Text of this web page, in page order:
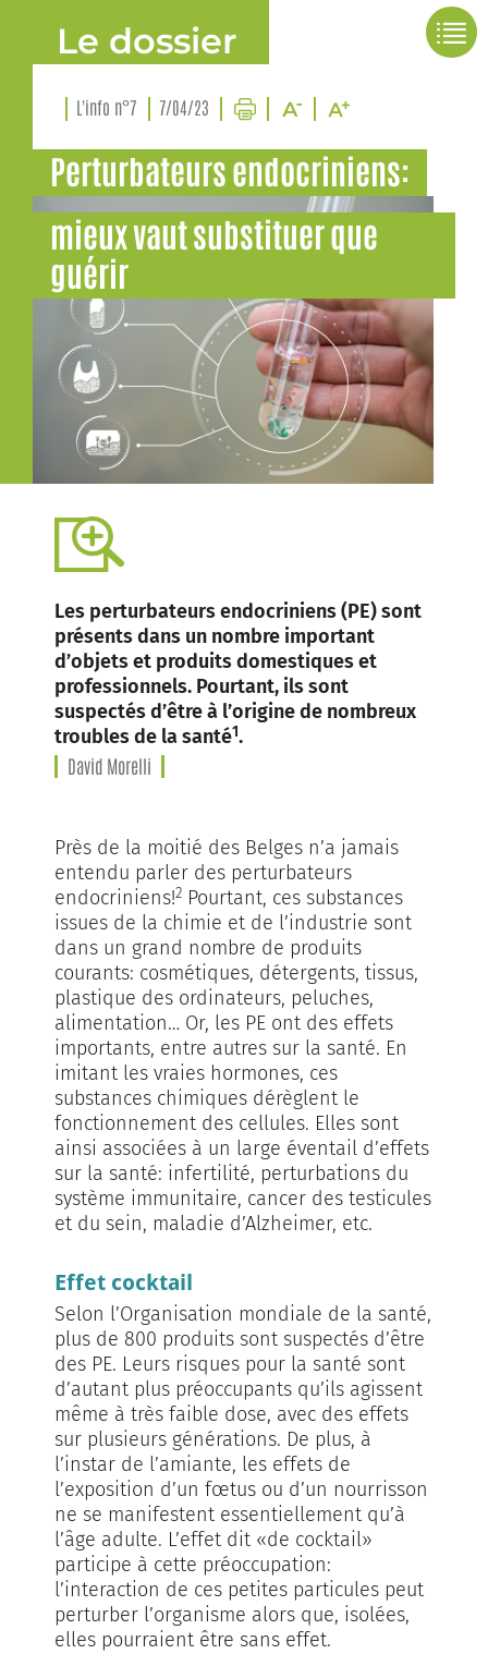
Le dossier
L'info n°7 7/04/23
Perturbateurs endocriniens:
mieux vaut substituer que
guérir
Les perturbateurs endocriniens (PE) sont
présents dans un nombre important
d’objets et produits domestiques et
professionnels. Pourtant, ils sont
suspectés d’être à l’origine de nombreux
troubles de la santé1.
David Morelli
Près de la moitié des Belges n’a jamais
entendu parler des perturbateurs
endocriniens!2 Pourtant, ces substances
issues de la chimie et de l’industrie sont
dans un grand nombre de produits
courants: cosmétiques, détergents, tissus,
plastique des ordinateurs, peluches,
alimentation… Or, les PE ont des effets
importants, entre autres sur la santé. En
imitant les vraies hormones, ces
substances chimiques dérèglent le
fonctionnement des cellules. Elles sont
ainsi associées à un large éventail d’effets
sur la santé: infertilité, perturbations du
système immunitaire, cancer des testicules
et du sein, maladie d’Alzheimer, etc.
Effet cocktail
Selon l’Organisation mondiale de la santé,
plus de 800 produits sont suspectés d’être
des PE. Leurs risques pour la santé sont
d’autant plus préoccupants qu’ils agissent
même à très faible dose, avec des effets
sur plusieurs générations. De plus, à
l’instar de l’amiante, les effets de
l’exposition d’un fœtus ou d’un nourrisson
ne se manifestent essentiellement qu’à
l’âge adulte. L’effet dit «de cocktail»
participe à cette préoccupation:
l’interaction de ces petites particules peut
perturber l’organisme alors que, isolées,
elles pourraient être sans effet.